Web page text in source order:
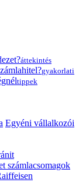
áttekintés
gyakorlati
tippek
Egyéni vállalkozói
számlacsomagok